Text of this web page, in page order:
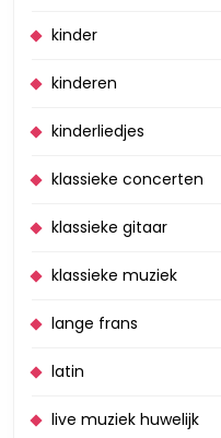
kinder
kinderen
kinderliedjes
klassieke concerten
klassieke gitaar
klassieke muziek
lange frans
latin
live muziek huwelijk